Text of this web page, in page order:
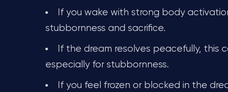
If you wake with strong body
stubbornness and sacrifice.
If the dream resolves peacefully,
especially for stubbornness.
If you feel frozen or blocked in the